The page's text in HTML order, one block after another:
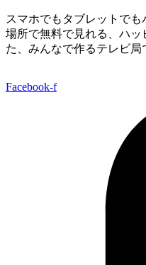
スマホでもタブレットで
場所で無料で見れる、 ハッ
た、みんなで作るテレビ局
Facebook-f